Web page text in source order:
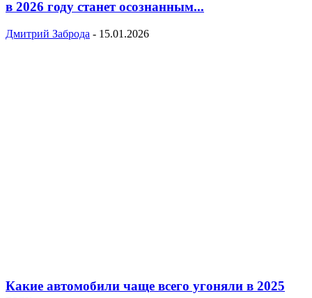
в 2026 году станет осознанным...
Дмитрий Заброда - 15.01.2026
Какие автомобили чаще всего угоняли в 2025